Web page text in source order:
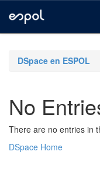
navigationDSpace en ESPOL
No
There are no entries in
DSpace Home